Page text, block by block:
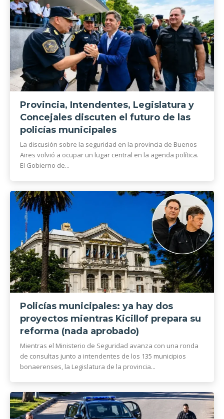
Provincia, Intendentes, Legislatura y
Concejales discuten el futuro de las
policías municipales
La discusión sobre la seguridad en la provincia de Buenos
Aires volvió a ocupar un lugar central en la agenda política.
El Gobierno de...
Policías municipales: ya hay dos
proyectos mientras Kicillof prepara su
reforma (nada aprobado)
Mientras el Ministerio de Seguridad avanza con una ronda
de consultas junto a intendentes de los 135 municipios
bonaerenses, la Legislatura de la provincia...